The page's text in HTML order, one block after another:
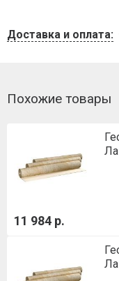
Доставка и оплата:
Похожие товары
11 984 р.